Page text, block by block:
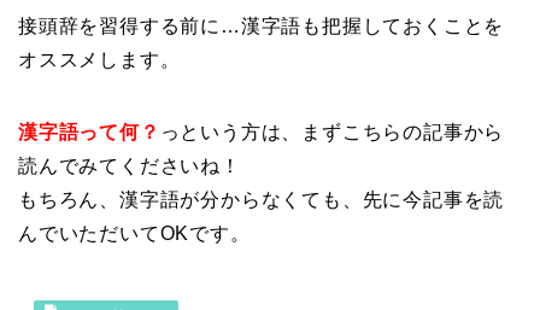
接頭辞を習得する前に…漢字語も把握しておくことを
オススメします。
漢字語って何？ っという方は、まずこちらの記事から
読んでみてくださいね！
もちろん、漢字語が分からなくても、先に今記事を読
んでいただいてOKです。